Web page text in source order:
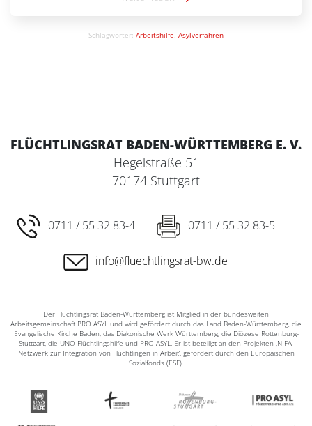
Schlagwörter: Arbeitshilfe, Asylverfahren
FLÜCHTLINGSRAT BADEN-WÜRTTEMBERG E. V.
Hegelstraße 51
70174 Stuttgart
0711 / 55 32 83-4 0711 / 55 32 83-5
info@fluechtlingsrat-bw.de
Der Flüchtlingsrat Baden-Württemberg ist Mitglied in der bundesweiten
Arbeitsgemeinschaft PRO ASYL und wird gefördert durch das Land Baden-Württemberg, die
Evangelische Kirche Baden, das Diakonische Werk Württemberg, die Diözese Rottenburg-
Stuttgart, die UNO-Flüchtlingshilfe und PRO ASYL. Er ist beteiligt an den Projekten ‚NIFA-
Netzwerk zur Integration von Flüchtlingen in Arbeit‘, gefördert durch den Europäischen
Sozialfonds (ESF).